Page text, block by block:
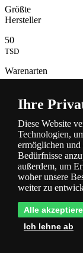
Größte
Hersteller
50
TSD
Warenarten
TSD
Lampen
auf Lager
Ihre
Diese Website
Technologien,
ermöglichen und
Bedürfnisse
außerdem, um
woher unsere
weiter zu
Alle
Ich lehne ab